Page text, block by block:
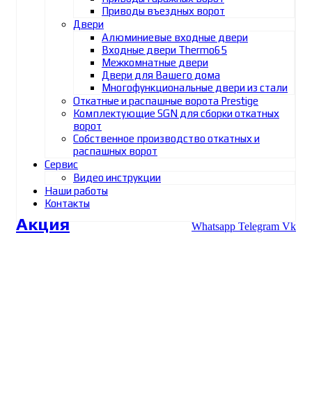
Приводы въездных ворот
Двери
Алюминиевые входные двери
Входные двери Thermo65
Межкомнатные двери
Двери для Вашего дома
Многофункциональные двери из стали
Откатные и распашные ворота Prestige
Комплектующие SGN для сборки откатных
ворот
Собственное производство откатных и
распашных ворот
Сервис
Видео инструкции
Наши работы
Контакты
Акция Whatsapp Telegram Vk